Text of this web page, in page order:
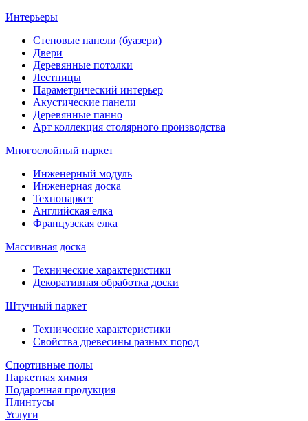
Интерьеры
Стеновые панели (буазери)
Двери
Деревянные потолки
Лестницы
Параметрический интерьер
Акустические панели
Деревянные панно
Арт коллекция столярного производства
Многослойный паркет
Инженерный модуль
Инженерная доска
Технопаркет
Английская елка
Французская елка
Массивная доска
Технические характеристики
Декоративная обработка доски
Штучный паркет
Технические характеристики
Свойства древесины разных пород
Спортивные полы
Паркетная химия
Подарочная продукция
Плинтусы
Услуги